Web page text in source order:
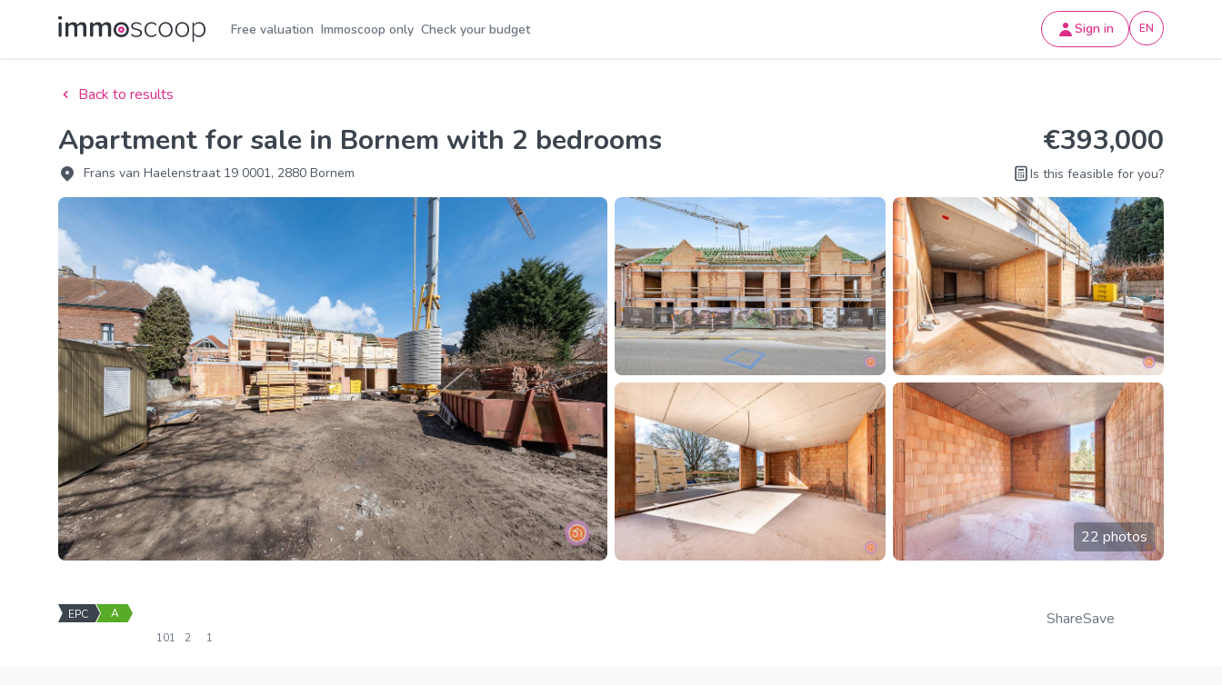
Free valuation Immoscoop only Check your budget Sign in EN
Back to results
Apartment for sale in Bornem with 2 bedrooms
Frans van Haelenstraat 19 0001, 2880 Bornem
€393,000
Is this feasible for you?
22 photos
EPC A
101 2 1
ShareSave